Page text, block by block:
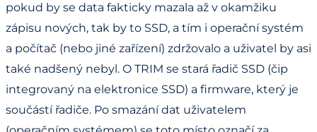
pokud by se data fakticky mazala až v okamžiku
zápisu nových, tak by to SSD, a tím i operační systém
a počítač (nebo jiné zařízení) zdržovalo a uživatel by asi
také nadšený nebyl. O TRIM se stará řadič SSD (čip
integrovaný na elektronice SSD) a firmware, který je
součástí řadiče. Po smazání dat uživatelem